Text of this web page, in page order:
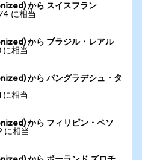
から スイスフラン
に相当
から ブラジル・レアル
に相当
から バングラデシュ・タ
に相当
から フィリピン・ペソ
に相当